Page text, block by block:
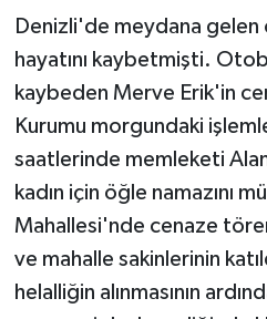
Denizli'de meydana gelen
hayatını kaybetmişti.
kaybeden Merve Erik'in
Kurumu morgundaki
saatlerinde memleketi
kadın için öğle namazını
Mahallesi'nde cenaze
ve mahalle sakinlerinin
helalliğin alınmasının